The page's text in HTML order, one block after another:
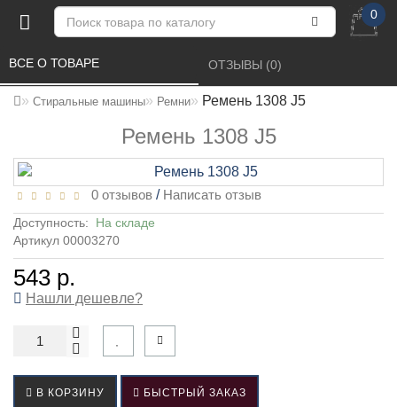
0
Стиральные машины Ремни Ремень 1308 J5
Ремень 1308 J5
ВСЕ О ТОВАРЕ ОТЗЫВЫ (0)
0 отзывов / Написать отзыв
Доступность: На складе
Артикул 00003270
543 р.
Нашли дешевле?
В КОРЗИНУ БЫСТРЫЙ ЗАКАЗ